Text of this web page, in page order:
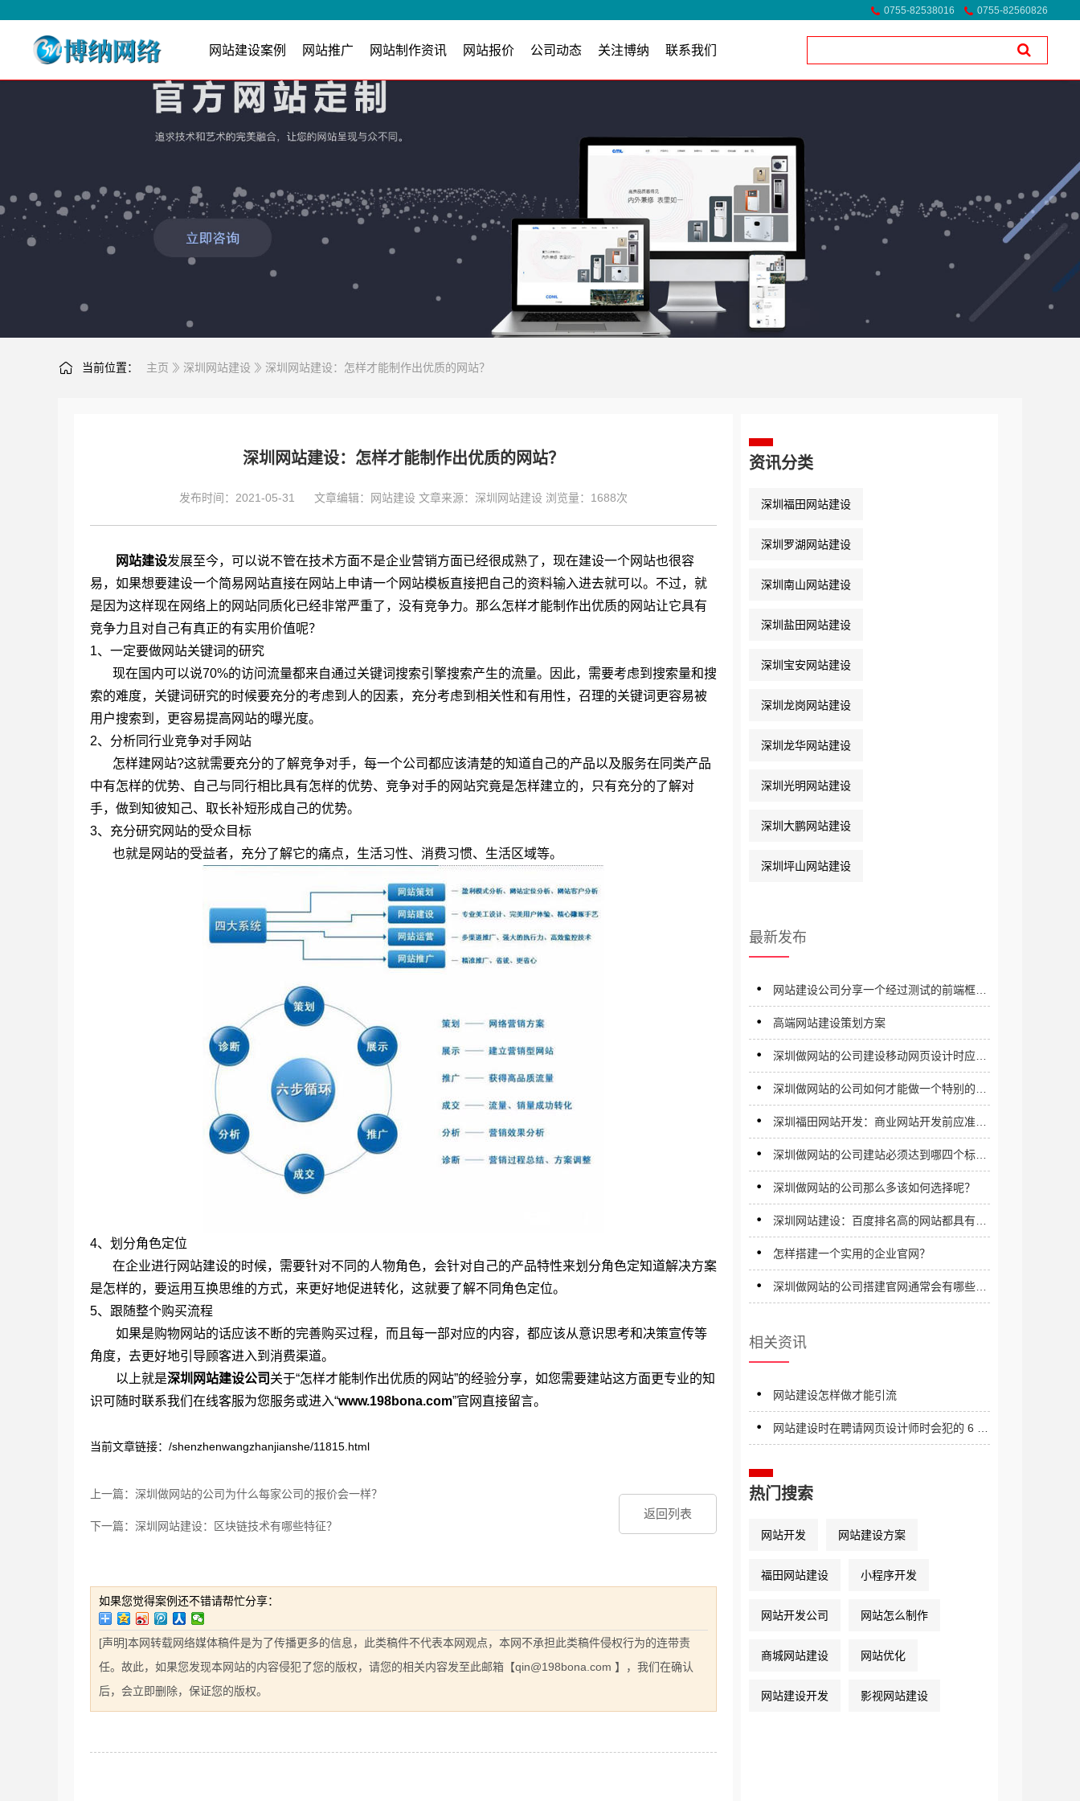
0755-82538016 0755-82560826
网站建设案例 网站推广 网站制作资讯 网站报价 公司动态 关注博纳 联系我们
当前位置： 主页 深圳网站建设 深圳网站建设：怎样才能制作出优质的网站？
深圳网站建设：怎样才能制作出优质的网站？
发布时间：2021-05-31 文章编辑： 网站建设 文章来源： 深圳网站建设 浏览量： 1688次
网站建设发展至今，可以说不管在技术方面不是企业营销方面已经很成熟了，现在建设一个网站也很容
易，如果想要建设一个简易网站直接在网站上申请一个网站模板直接把自己的资料输入进去就可以。不过，就
是因为这样现在网络上的网站同质化已经非常严重了，没有竞争力。那么怎样才能制作出优质的网站让它具有
竞争力且对自己有真正的有实用价值呢？
1、一定要做网站关键词的研究
现在国内可以说70%的访问流量都来自通过关键词搜索引擎搜索产生的流量。因此，需要考虑到 搜索量和搜
索的难度，关键词研究的时候要充分的考虑到人的因素，充分考虑到相关性和有用性，召理的关键词更容易被
用户搜索到，更容易提高网站的曝光度。
2、分析同行业竞争对手网站
怎样建网站?这就需要充分的了解竞争对手，每一个公司都应该清楚的知道自己的产品以及服务在同类产品
中有怎样的优势、自己与同行相比具有怎样的优势、竞争对手的网站究竟是怎样建立的，只有充分的了解对
手，做到知彼知己、取长补短形成自己的优势。
3、充分研究网站的受众目标
也就是网站的受益者，充分了解它的痛点，生活习性、消费习惯、生活区域等。
4、划分角色定位
在企业进行网站建设的时候，需要针对不同的人物角色，会针对自己的产品特性来划分角色定知道解决方案
是怎样的，要运用互换思维的方式，来更好地促进转化，这就要了解不同角色定位。
5、跟随整个购买流程
如果是购物网站的话应该不断的完善购买过程，而且每一部对应的内容，都应该从意识思考和决策宣传等
角度，去更好地引导顾客进入到消费渠道。
以上就是深圳网站建设公司 关于“怎样才能制作出优质的网站”的经验分享，如您需要建站这方面更专业的知
识可随时联系我们在线客服为您服务或进入“www.198bona.com”官网直接留言。
当前文章链接：/shenzhenwangzhanjianshe/11815.html
上一篇：深圳做网站的公司为什么每家公司的报价会一样？
下一篇：深圳网站建设：区块链技术有哪些特征？
返回列表
如果您觉得案例还不错请帮忙分享：
[声明]本网转载网络媒体稿件是为了传播更多的信息，此类稿件不代表本网观点，本网不承担此类稿件侵权行为的连带责
任。故此，如果您发现本网站的内容侵犯了您的版权，请您的相关内容发至此邮箱【qin@198bona.com 】，我们在确认
后，会立即删除，保证您的版权。
资讯分类
深圳福田网站建设
深圳罗湖网站建设
深圳南山网站建设
深圳盐田网站建设
深圳宝安网站建设
深圳龙岗网站建设
深圳龙华网站建设
深圳光明网站建设
深圳大鹏网站建设
深圳坪山网站建设
最新发布
网站建设公司分享一个经过测试的前端框架
高端网站建设策划方案
深圳做网站的公司建设移动网页设计时应注
深圳做网站的公司如何才能做一个特别的网
深圳福田网站开发：商业网站开发前应准备
深圳做网站的公司建站必须达到哪四个标
深圳做网站的公司那么多该如何选择呢？
深圳网站建设：百度排名高的网站都具有哪
怎样搭建一个实用的企业官网？
深圳做网站的公司搭建官网通常会有哪些流
相关资讯
网站建设怎样做才能引流
网站建设时在聘请网页设计师时会犯的 6 个
热门搜索
网站开发 网站建设方案
福田网站建设 小程序开发
网站开发公司 网站怎么制作
商城网站建设 网站优化
网站建设开发 影视网站建设